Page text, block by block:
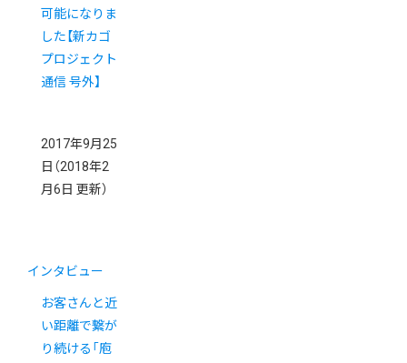
可能になりま
した【新カゴ
プロジェクト
通信 号外】
2017年9月25
日 （2018年2
月6日 更新）
インタビュー
お客さんと近
い距離で繋が
り続ける「庖